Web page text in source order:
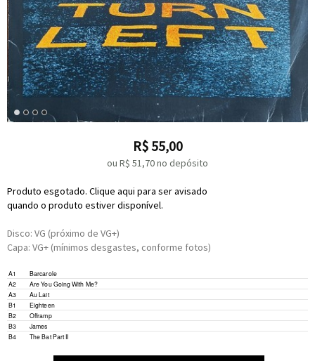
R$55,00
ou R$ 51,70no depósito
Produto esgotado. Clique aqui para ser avisado
quando o produto estiver disponível.
Disco: VG (próximo de VG+)
Capa: VG+ (mínimos desgastes, conforme fotos)
A1
Barcarole
A2
Are You Going With Me?
A3
Au Lait
B1
Eighteen
B2
Offramp
B3
James
B4
The Bat Part II